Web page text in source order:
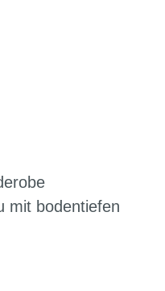
mit bodentiefen